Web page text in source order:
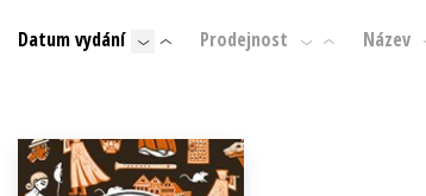
Beletrie pro děti
Byznys a ekonomie
Jazyky
Datum vydání Prodejnost Název